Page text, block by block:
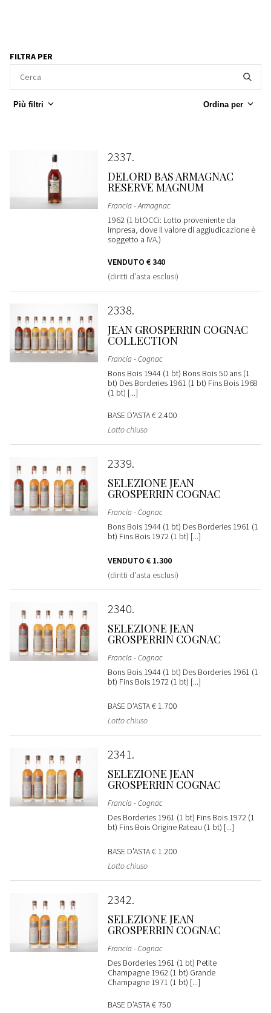
FILTRA PER
Più filtri Ordina per
2337
DELORD BAS ARMAGNAC
RESERVE MAGNUM
Francia - Armagnac
1962 (1 btOCCi: Lotto proveniente da
impresa, dove il valore di aggiudicazione è
soggetto a IVA.)
VENDUTO € 340
(diritti d'asta esclusi)
2338
JEAN GROSPERRIN COGNAC
COLLECTION
Francia - Cognac
Bons Bois 1944 (1 bt) Bons Bois 50 ans (1
bt) Des Borderies 1961 (1 bt) Fins Bois 1968
(1 bt) [...]
BASE D'ASTA€ 2.400
Lotto chiuso
2339
SELEZIONE JEAN
GROSPERRIN COGNAC
Francia - Cognac
Bons Bois 1944 (1 bt) Des Borderies 1961 (1
bt) Fins Bois 1972 (1 bt) [...]
VENDUTO € 1.300
(diritti d'asta esclusi)
2340
SELEZIONE JEAN
GROSPERRIN COGNAC
Francia - Cognac
Bons Bois 1944 (1 bt) Des Borderies 1961 (1
bt) Fins Bois 1972 (1 bt) [...]
BASE D'ASTA€ 1.700
Lotto chiuso
2341
SELEZIONE JEAN
GROSPERRIN COGNAC
Francia - Cognac
Des Borderies 1961 (1 bt) Fins Bois 1972 (1
bt) Fins Bois Origine Rateau (1 bt) [...]
BASE D'ASTA€ 1.200
Lotto chiuso
2342
SELEZIONE JEAN
GROSPERRIN COGNAC
Francia - Cognac
Des Borderies 1961 (1 bt) Petite
Champagne 1962 (1 bt) Grande
Champagne 1971 (1 bt) [...]
BASE D'ASTA€ 750